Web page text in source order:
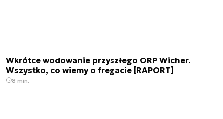
Wkrótce wodowanie przyszłego ORP Wicher.
Wszystko, co wiemy o fregacie [RAPORT]
8 min.